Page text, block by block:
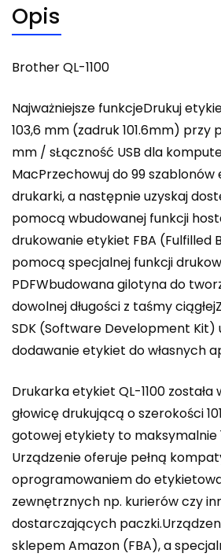
Opis
Brother QL-1100
Najważniejsze funkcjeDrukuj
103,6 mm (zadruk 101.6mm) przy
mm / sŁączność USB dla
MacPrzechowuj do 99
drukarki, a następnie uzyskaj
pomocą wbudowanej funkcji
drukowanie etykiet FBA (Fulfilled
pomocą specjalnej funkcji
PDFWbudowana gilotyna do
dowolnej długości z taśmy
SDK (Software Development Kit)
dodawanie etykiet do własnych
Drukarka etykiet QL-1100 została
głowicę drukującą o szerokości
gotowej etykiety to maksymalnie
Urządzenie oferuje pełną
oprogramowaniem do
zewnętrznych np. kurierów czy
dostarczających
sklepem Amazon (FBA), a